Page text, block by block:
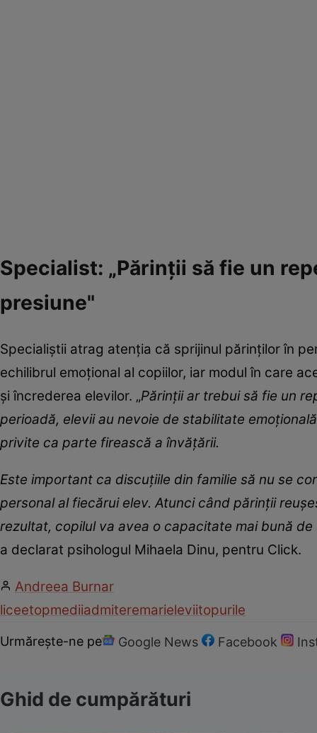
Specialist: „Părinții să fie un
presiune"
Specialiștii atrag atenția că sprijinul părinților în
echilibrul emoțional al copiilor, iar modul în care
și încrederea elevilor. „Părinții ar trebui să fie un
perioadă, elevii au nevoie de stabilitate
privite ca parte firească a învățării.
Este important ca discuțiile din familie să nu se
personal al fiecărui elev. Atunci când părinții
rezultat, copilul va avea o capacitate mai bună
a declarat psihologul Mihaela Dinu, pentru Click.
Andreea Burnar
liceetopmediiadmiteremarieleviitopurile
Urmărește-ne pe Google News Facebook
Ghid de cumpărături